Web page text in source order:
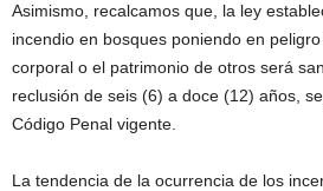
Asimismo, recalcamos que, la ley
incendio en bosques poniendo en
corporal o el patrimonio de otros será
reclusión de seis (6) a doce (12) años,
Código Penal vigente.
La tendencia de la ocurrencia de los